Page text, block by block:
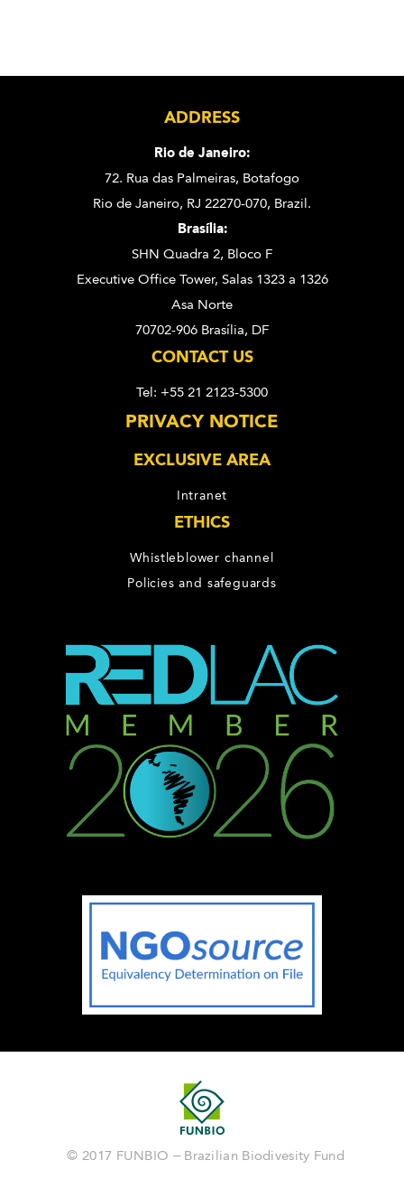
ADDRESS
Rio de Janeiro:
72. Rua das Palmeiras, Botafogo
Rio de Janeiro, RJ 22270-070, Brazil.
Brasília:
SHN Quadra 2, Bloco F
Executive Office Tower, Salas 1323 a 1326
Asa Norte
70702-906 Brasília, DF
CONTACT US
Tel: +55 21 2123-5300
PRIVACY NOTICE
EXCLUSIVE AREA
Intranet
ETHICS
Whistleblower channel
Policies and safeguards
© 2017 FUNBIO – Brazilian Biodivesity Fund